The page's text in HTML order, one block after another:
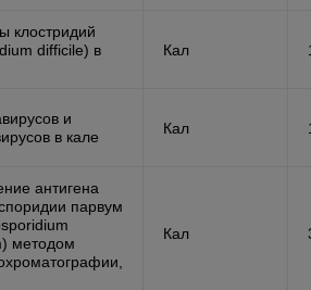
клостридий
difficile) в
Кал
и
в кале
Кал
антигена
парвум
методом
Кал